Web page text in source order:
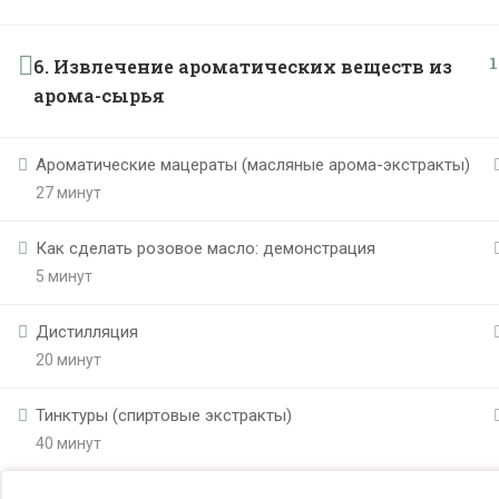
6. Извлечение ароматических веществ из
арома-сырья
Ароматические мацераты (масляные арома-экстракты)
27 минут
Как сделать розовое масло: демонстрация
5 минут
Дистилляция
20 минут
Тинктуры (спиртовые экстракты)
40 минут